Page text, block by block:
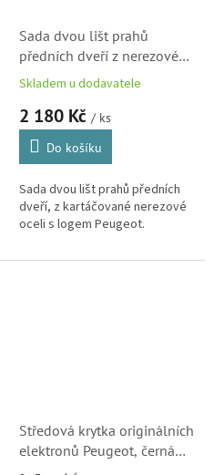
Sada dvou lišt prahů
předních dveří z nerezové
oceli - originál Peugeot
Skladem u dodavatele
2 180 Kč / ks
Do košíku
Sada dvou lišt prahů předních
dveří, z kartáčované nerezové
oceli s logem Peugeot.
Středová krytka originálních
elektronů Peugeot, černá
(16080403XY)